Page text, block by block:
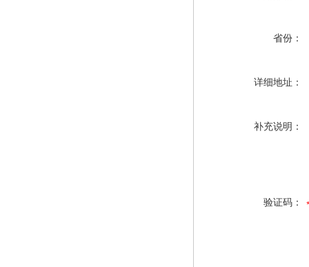
省份：
详细地址：
补充说明：
验证码：